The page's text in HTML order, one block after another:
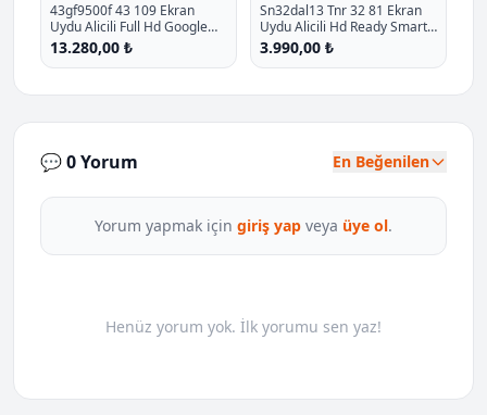
43gf9500f 43 109 Ekran
Uydu Alicili Full Hd Google
Smart Led Tv P - %16.4
İndirim
13.280,00 ₺
Sn32dal13 Tnr 32 81 Ekran
Uydu Alicili Hd Ready Smart
Led Tv P - %47.5 İndirim
3.990,00 ₺
💬 0 Yorum En Beğenilen
Yorum yapmak için giriş yap veya üye ol.
Henüz yorum yok. İlk yorumu sen yaz!